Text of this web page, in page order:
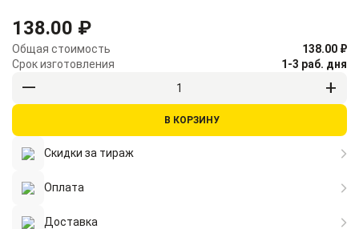
138.00 ₽
Общая стоимость
138.00 ₽
Срок изготовления
1-3 раб. дня
В КОРЗИНУ
Скидки за тираж
Оплата
Доставка